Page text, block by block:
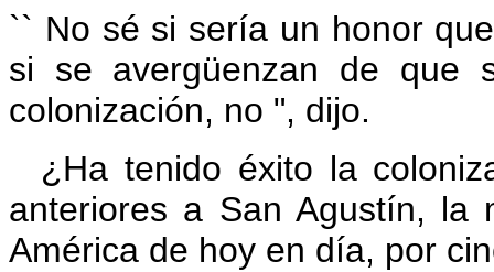
`` No sé si sería un honor
si se avergüenzan de que
colonización, no ", dijo.
¿Ha tenido éxito la
anteriores a San Agustín, la
América de hoy en día, por